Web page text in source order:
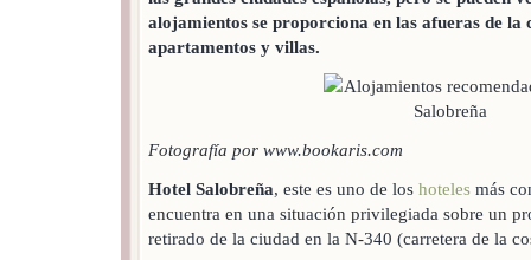
alojamientos se proporciona en las afueras de la
apartamentos y villas.
Fotografía por www.bookaris.com
Hotel Salobreña, este es uno de los hoteles más
encuentra en una situación privilegiada sobre un
retirado de la ciudad en la N-340 (carretera de la